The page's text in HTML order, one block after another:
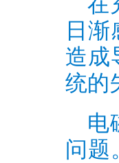
日
造成
统的
电
问题